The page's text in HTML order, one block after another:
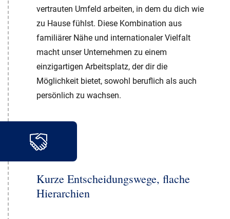
vertrauten Umfeld arbeiten, in dem du dich wie
zu Hause fühlst. Diese Kombination aus
familiärer Nähe und internationaler Vielfalt
macht unser Unternehmen zu einem
einzigartigen Arbeitsplatz, der dir die
Möglichkeit bietet, sowohl beruflich als auch
persönlich zu wachsen.
Kurze Entscheidungswege, flache
Hierarchien